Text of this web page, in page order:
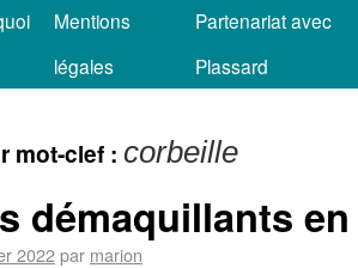
Mentions
légales
Partenariat avec
Plassard
mot-clef : corbeille
démaquillants
2022par marion